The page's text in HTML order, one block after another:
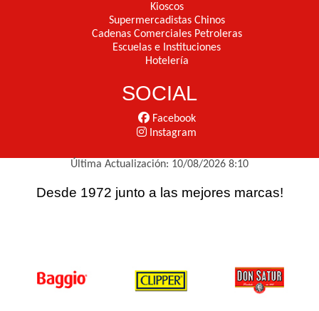
Kioscos
Supermercadistas Chinos
Cadenas Comerciales Petroleras
Escuelas e Instituciones
Hotelería
SOCIAL
Facebook
Instagram
Última Actualización: 10/08/2026 8:10
Desde 1972 junto a las mejores marcas!